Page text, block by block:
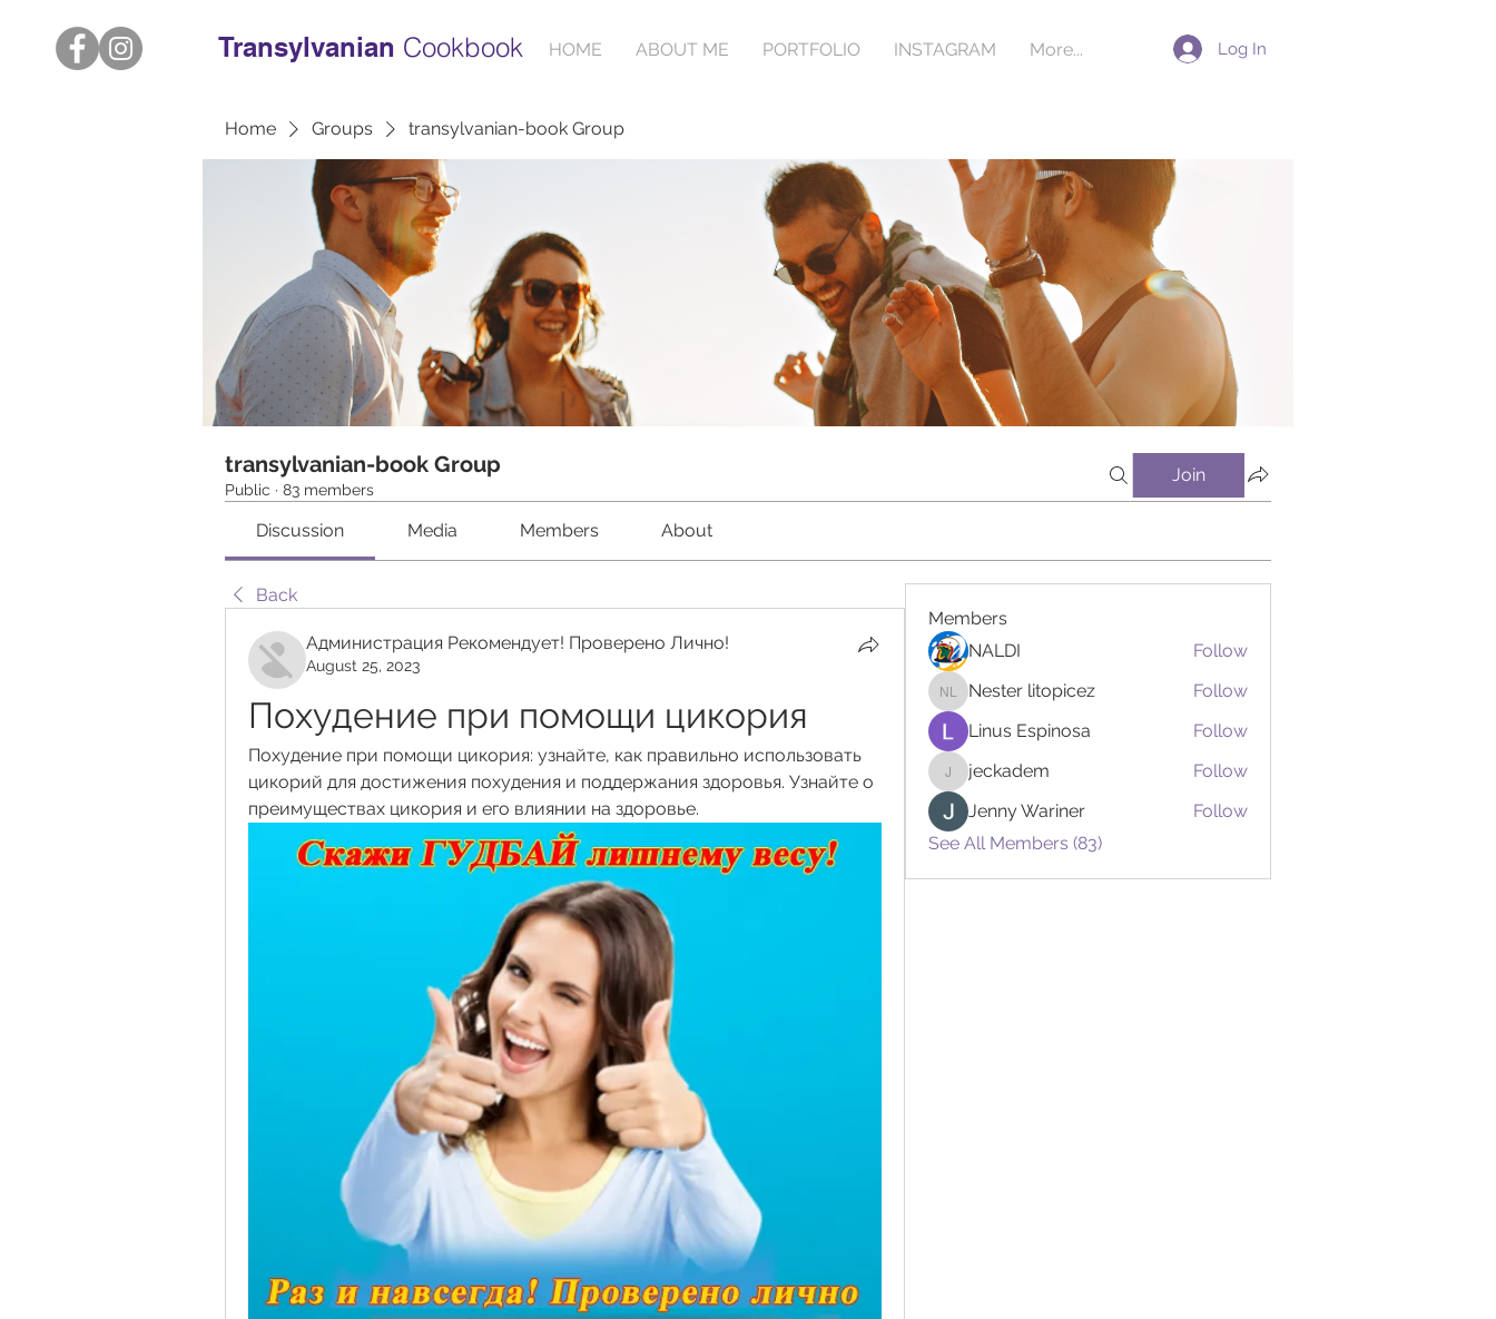
HOME ABOUT ME PORTFOLIO INSTAGRAM More...
Transylvanian Cookbook Log In
Home Groups transylvanian-book Group
transylvanian-book Group
Public · 83 members
Join
Discussion Media Members About
Back
Администрация Рекомендует! Проверено Лично!
August 25, 2023
Похудение при помощи цикория
Похудение при помощи цикория: узнайте, как правильно использовать
цикорий для достижения похудения и поддержания здоровья. Узнайте о
преимуществах цикория и его влиянии на здоровье.
Members
NALDI
Follow
Nester litopicez
Nester litopicez
Follow
Linus Espinosa
Follow
jeckadem
jeckadem
Follow
Jenny Wariner
Follow
See All Members (83)